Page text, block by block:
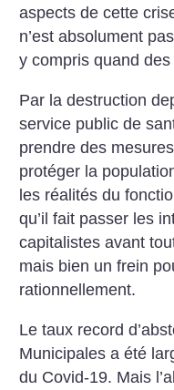
aspects de cette
n’est absolument
y compris quand
Par la destruction
service public de
prendre des
protéger la
les réalités du
qu’il fait passer les
capitalistes avant
mais bien un frein
rationnellement.
Le taux record
Municipales a été
du Covid-19. Mais